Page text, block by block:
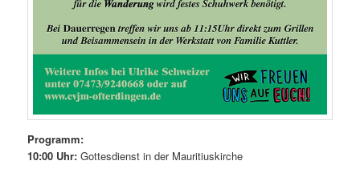
Programm:
10:00 Uhr: Gottesdienst in der Mauritiuskirche